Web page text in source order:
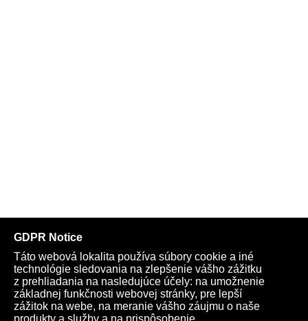
Telegram Youtube Facebook
Archív